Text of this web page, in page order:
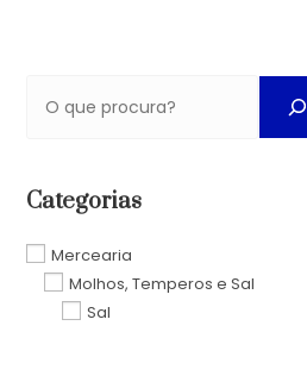
Categorias
Mercearia
Molhos, Temperos e Sal
Sal